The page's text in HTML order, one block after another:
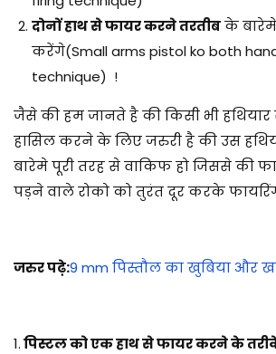
दोनों हाथ से फायर करने तरतीबके
करेंगे(Small arms pistol ko both
technique) !
जैसे की हम जानते है की किसी भी हथियार
हासिल करने के लिए जरुरी है की उस
बारेमे पूरी तरह से वाकिफ हो जिससे की
पड़ने वाले रोको को तुरंत दूर करके
जरुर पढ़े:9 mm पिस्तौल का खुबिया और
1.पिस्टल को एक हाथ से फायर करने के